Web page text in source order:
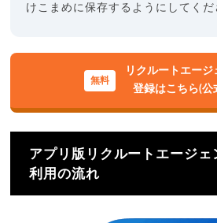
けこまめに保存するようにしてくだ
リクルートエージ
登録はこちら(公
アプリ版リクルートエージェ
利用の流れ